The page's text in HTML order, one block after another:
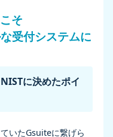
そ
受付システムに
に決めたポイ
いたGsuiteに繋げら